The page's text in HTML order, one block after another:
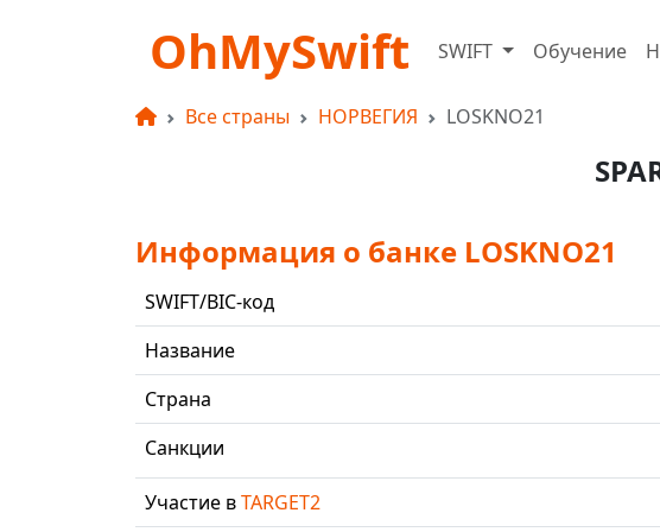
OhMySwift SWIFT Обучение
Все страны НОРВЕГИЯ LOSKNO21
Информация о банке LOSKNO21
SWIFT/BIC-код
Название
Страна
Санкции
Участие вTARGET2